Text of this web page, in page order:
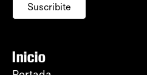
Suscribite
Inicio